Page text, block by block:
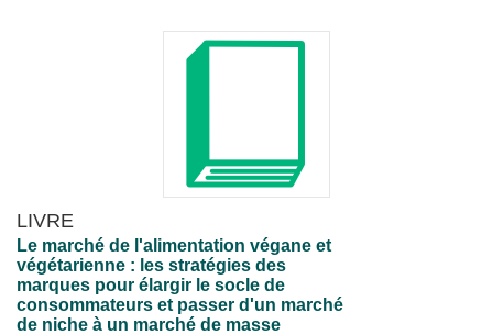
LIVRE
Le marché de l'alimentation végane et
végétarienne : les stratégies des
marques pour élargir le socle de
consommateurs et passer d'un marché
de niche à un marché de masse